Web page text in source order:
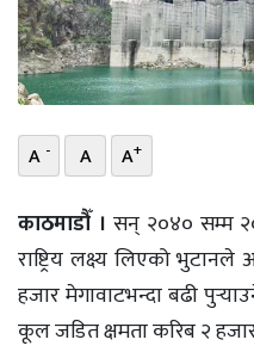
खोज
प्रोफाइल
विशेष
A - A A+
काठमाडौँ । सन् २०४० सम्म
राष्ट्रिय लक्ष्य लिएको
हजार मेगावाटभन्दा बढी
कूल जडित क्षमता करिब २